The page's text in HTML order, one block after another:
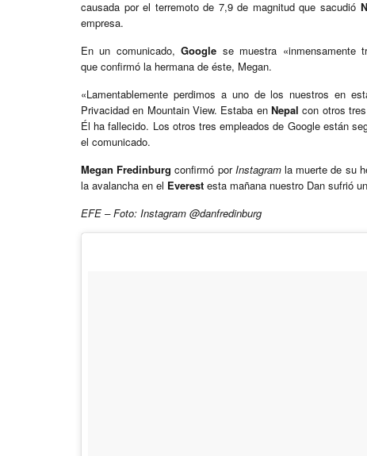
causada por el terremoto de 7,9 de magnitud que sacudió
empresa.
En un comunicado,Google se muestra
que confirmó la hermana de éste, Megan.
«Lamentablemente perdimos a uno de los nuestros en
Privacidad en Mountain View. Estaba en Nepal con otros
Él ha fallecido. Los otros tres empleados de Google están
el comunicado.
Megan Fredinburg confirmó porInstagramla muerte de su
la avalancha en el Everest esta mañana nuestro Dan sufrió
EFE – Foto: Instagram @danfredinburg